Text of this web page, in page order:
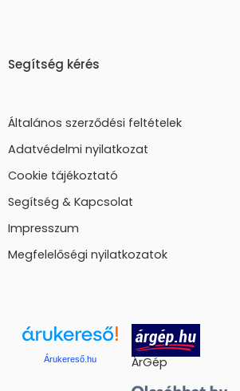
Segítség kérés
Általános szerződési feltételek
Adatvédelmi nyilatkozat
Cookie tájékoztató
Segítség & Kapcsolat
Impresszum
Megfelelőségi nyilatkozatok
Árukereső.hu ÁrGép